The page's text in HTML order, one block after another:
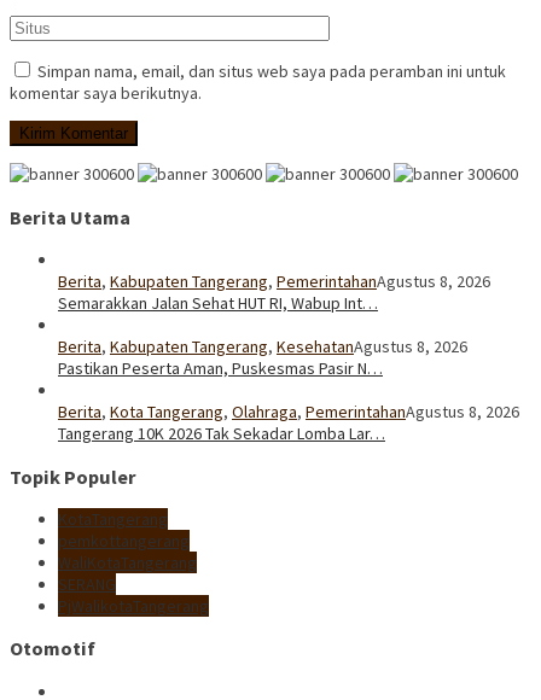
Simpan nama, email, dan situs web saya pada peramban ini untuk
komentar saya berikutnya.
Berita Utama
Berita, Kabupaten Tangerang, PemerintahanAgustus 8, 2026
Semarakkan Jalan Sehat HUT RI, Wabup Int…
Berita, Kabupaten Tangerang, KesehatanAgustus 8, 2026
Pastikan Peserta Aman, Puskesmas Pasir N…
Berita, Kota Tangerang, Olahraga, PemerintahanAgustus 8, 2026
Tangerang 10K 2026 Tak Sekadar Lomba Lar…
Topik Populer
KotaTangerang
pemkottangerang
WaliKotaTangerang
SERANG
PjWalikotaTangerang
Otomotif